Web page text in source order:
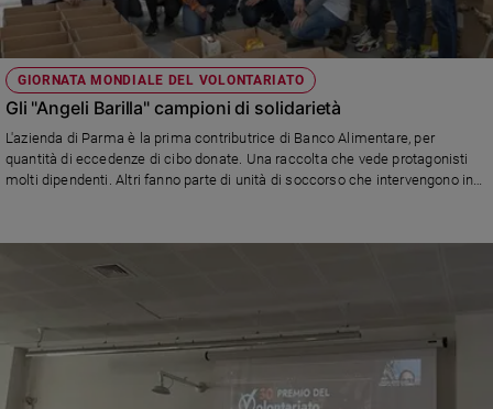
Ambiente
Creato
Volontariato
Diritti
Aziende
di
valore
GIORNATA MONDIALE DEL VOLONTARIATO
Gli "Angeli Barilla" campioni di solidarietà
L'azienda di Parma è la prima contributrice di Banco Alimentare, per
quantità di eccedenze di cibo donate. Una raccolta che vede protagonisti
molti dipendenti. Altri fanno parte di unità di soccorso che intervengono in